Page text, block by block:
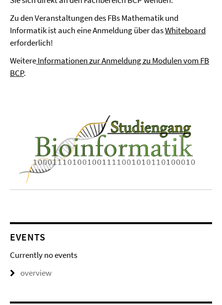
Zu den Veranstaltungen des FBs Mathematik und
Informatik ist auch eine Anmeldung über dasWhiteboard
erforderlich!
WeitereInformationen zur Anmeldung zu Modulen vom FB
BCP.
EVENTS
Currently no events
overview